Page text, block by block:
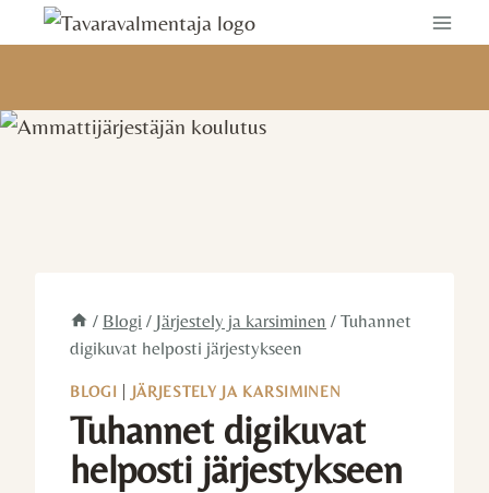
Siirry
sisältöön
/ Blogi / Järjestely ja karsiminen / Tuhannet
digikuvat helposti järjestykseen
BLOGI JÄRJESTELY JA KARSIMINEN
Tuhannet digikuvat
helposti järjestykseen